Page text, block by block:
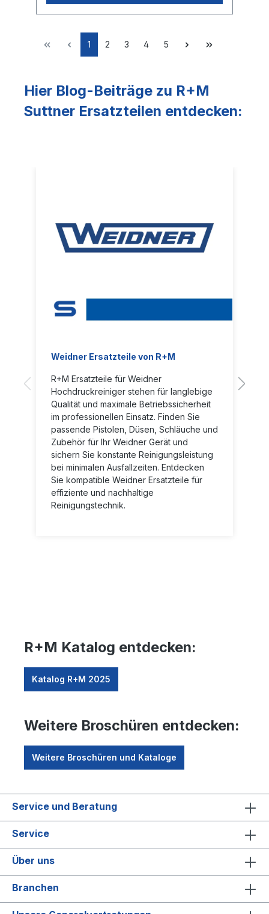
1 2 3 4 5
Hier Blog-Beiträge zu R+M
Suttner Ersatzteilen entdecken:
Weidner Ersatzteile von R+M
R+M Ersatzteile für Weidner
Hochdruckreiniger stehen für langlebige
Qualität und maximale Betriebssicherheit
im professionellen Einsatz. Finden Sie
passende Pistolen, Düsen, Schläuche und
Zubehör für Ihr Weidner Gerät und
sichern Sie konstante Reinigungsleistung
bei minimalen Ausfallzeiten. Entdecken
Sie kompatible Weidner Ersatzteile für
effiziente und nachhaltige
Reinigungstechnik.
R+M Katalog entdecken:
Katalog R+M 2025
Weitere Broschüren entdecken:
Weitere Broschüren und Kataloge
Service und Beratung
Service
Über uns
Branchen